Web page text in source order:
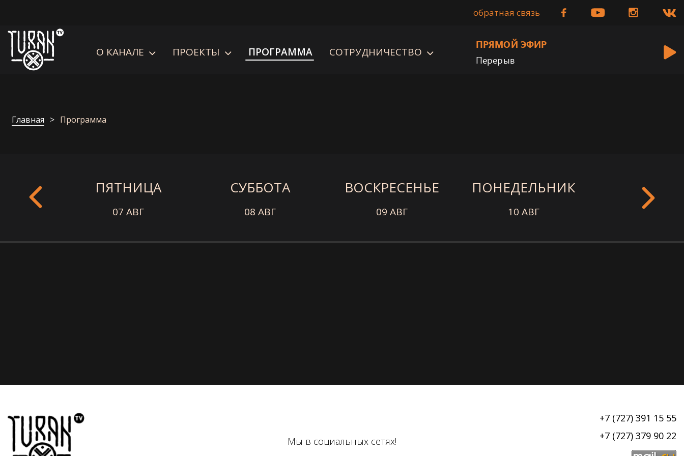
обратная связь
О КАНАЛЕ ПРОЕКТЫ ПРОГРАММА СОТРУДНИЧЕСТВО
ПРЯМОЙ ЭФИР
Перерыв
Главная Программа
ПЯТНИЦА
07 АВГ
СУББОТА
08 АВГ
ВОСКРЕСЕНЬЕ
09 АВГ
ПОНЕДЕЛЬНИК
10 АВГ 11 АВГ
Мы в социальных сетях!
+7 (727) 391 15 55
+7 (727) 379 90 22